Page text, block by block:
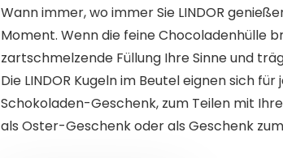
Wann immer, wo immer Sie LINDOR
Moment. Wenn die feine Chocoladenhülle
zartschmelzende Füllung Ihre Sinne und
Die LINDOR Kugeln im Beutel eignen sich
Schokoladen-Geschenk, zum Teilen mit
als Oster-Geschenk oder als Geschenk